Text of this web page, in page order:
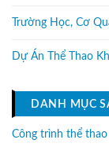
Trường Học, Cơ
Dự Án Thể Thao
DANH MỤC
Công trình thể thao